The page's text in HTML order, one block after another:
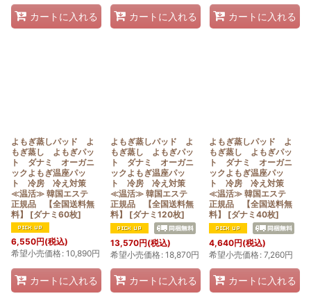
カートに入れる カートに入れる カートに入れる
よもぎ蒸しパッド よ
もぎ蒸し よもぎパッ
ト ダナミ オーガニ
ックよもぎ温座パッ
ト 冷房 冷え対策
≪温活≫ 韓国エステ
正規品 【全国送料無
料】
[ダナミ60枚]
6,550円(税込)
希望小売価格: 10,890円
カートに入れる
よもぎ蒸しパッド よ
もぎ蒸し よもぎパッ
ト ダナミ オーガニ
ックよもぎ温座パッ
ト 冷房 冷え対策
≪温活≫ 韓国エステ
正規品 【全国送料無
料】
[ダナミ120枚]
13,570円(税込)
希望小売価格: 18,870円
カートに入れる
よもぎ蒸しパッド よ
もぎ蒸し よもぎパッ
ト ダナミ オーガニ
ックよもぎ温座パッ
ト 冷房 冷え対策
≪温活≫ 韓国エステ
正規品 【全国送料無
料】
[ダナミ40枚]
4,640円(税込)
希望小売価格: 7,260円
カートに入れる